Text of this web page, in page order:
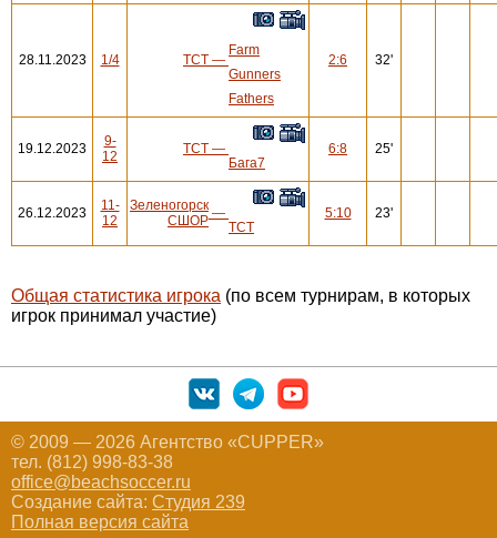
28.11.2023 1/4 ТСТ —
Farm
Gunners
Fathers
2:6 32'
19.12.2023
9-
12
ТСТ —
Бага7
6:8 25'
26.12.2023
11-
12
Зеленогорск
СШОР —
ТСТ
5:10 23'
Общая статистика игрока (по всем турнирам, в которых
игрок принимал участие)
© 2009 — 2026 Агентство «CUPPER»
тел. (812) 998-83-38
office@beachsoccer.ru
Создание сайта: Студия 239
Полная версия сайта